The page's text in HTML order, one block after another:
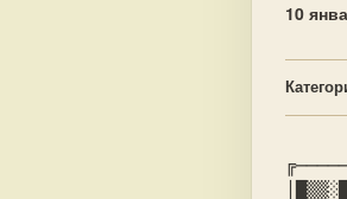
10